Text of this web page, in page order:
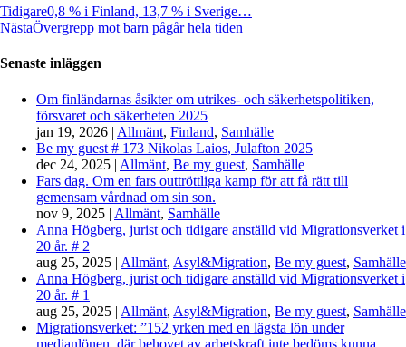
Tidigare0,8 % i Finland, 13,7 % i Sverige…
NästaÖvergrepp mot barn pågår hela tiden
Senaste inläggen
Om finländarnas åsikter om utrikes- och säkerhetspolitiken,
försvaret och säkerheten 2025
jan 19, 2026 | Allmänt, Finland, Samhälle
Be my guest # 173 Nikolas Laios, Julafton 2025
dec 24, 2025 | Allmänt, Be my guest, Samhälle
Fars dag. Om en fars outtröttliga kamp för att få rätt till
gemensam vårdnad om sin son.
nov 9, 2025 | Allmänt, Samhälle
Anna Högberg, jurist och tidigare anställd vid Migrationsverket i
20 år. # 2
aug 25, 2025 | Allmänt, Asyl&Migration, Be my guest, Samhälle
Anna Högberg, jurist och tidigare anställd vid Migrationsverket i
20 år. # 1
aug 25, 2025 | Allmänt, Asyl&Migration, Be my guest, Samhälle
Migrationsverket: ”152 yrken med en lägsta lön under
medianlönen, där behovet av arbetskraft inte bedöms kunna